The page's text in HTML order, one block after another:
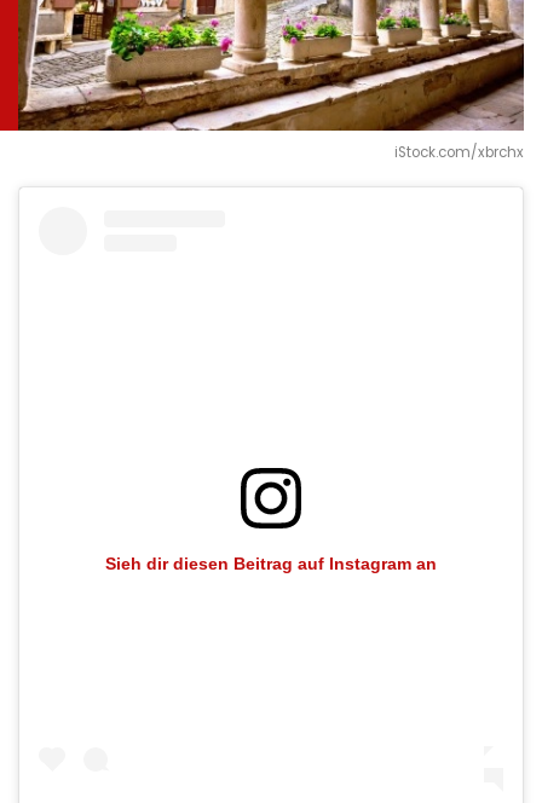
iStock.com/xbrchx
Sieh dir diesen Beitrag auf Instagram an